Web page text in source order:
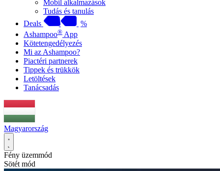
Mobil alkalmazások
Tudás és tanulás
Deals
%
Ashampoo® App
Kötetengedélyezés
Mi az Ashampoo?
Piactéri partnerek
Tippek és trükkök
Letöltések
Tanácsadás
Magyarország
Fény üzemmód
Sötét mód